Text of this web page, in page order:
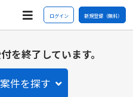
ログイン 新規登録（無料）
を終了しています。
件を探す